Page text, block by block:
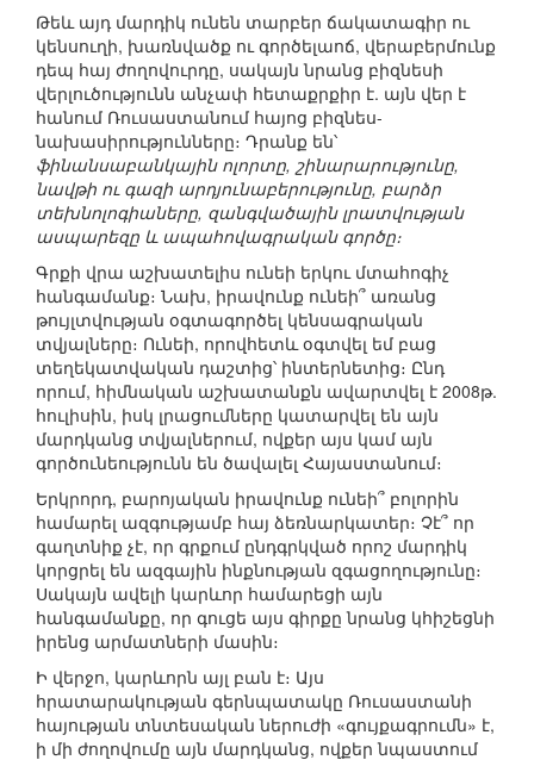
Թեև այդ մարդիկ ունեն տարբեր ճակատագիր ու
կենսուղի, խառնվածք ու գործելաոճ, վերաբերմունք
դեպ հայ ժողովուրդը, սակայն նրանց բիզնեսի
վերլուծությունն անչափ հետաքրքիր է. այն վեր է
հանում Ռուսաստանում հայոց բիզնես-
նախասիրությունները։ Դրանք են՝
ֆինանսաբանկային ոլորտը, շինարարությունը,
նավթի ու գազի արդյունաբերությունը, բարձր
տեխնոլոգիաները, զանգվածային լրատվության
ասպարեզը և ապահովագրական գործը։
Գրքի վրա աշխատելիս ունեի երկու մտահոգիչ
հանգամանք։ Նախ, իրավունք ունեի՞ առանց
թույլտվության օգտագործել կենսագրական
տվյալները։ Ունեի, որովհետև օգտվել եմ բաց
տեղեկատվական դաշտից՝ ինտերնետից։ Ընդ
որում, հիմնական աշխատանքն ավարտվել է 2008թ.
հուլիսին, իսկ լրացումները կատարվել են այն
մարդկանց տվյալներում, ովքեր այս կամ այն
գործունեությունն են ծավալել Հայաստանում։
Երկրորդ, բարոյական իրավունք ունեի՞ բոլորին
համարել ազգությամբ հայ ձեռնարկատեր։ Չէ՞ որ
գաղտնիք չէ, որ գրքում ընդգրկված որոշ մարդիկ
կորցրել են ազգային ինքնության զգացողությունը։
Սակայն ավելի կարևոր համարեցի այն
հանգամանքը, որ գուցե այս գիրքը նրանց կհիշեցնի
իրենց արմատների մասին։
Ի վերջո, կարևորն այլ բան է։ Այս
հրատարակության գերնպատակը Ռուսաստանի
հայության տնտեսական ներուժի «գույքագրումն» է,
ի մի ժողովումը այն մարդկանց, ովքեր նպաստում